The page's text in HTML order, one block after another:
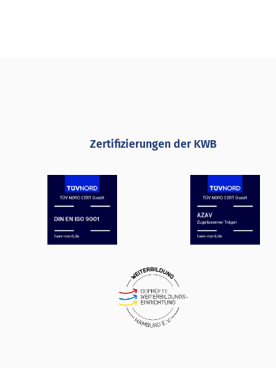
Zertifizierungen der KWB